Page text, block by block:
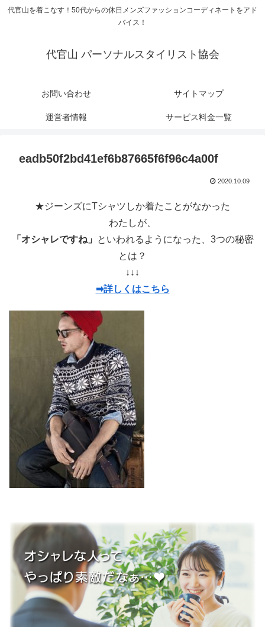
代官山を着こなす！50代からの休日メンズファッションコーディネートをアド
バイス！
代官山 パーソナルスタイリスト協会
お問い合わせ サイトマップ
運営者情報 サービス料金一覧
eadb50f2bd41ef6b87665f6f96c4a00f
2020.10.09
★ジーンズにTシャツしか着たことがなかった
わたしが、
「オシャレですね」
といわれるようになった、3つの秘密
とは？
↓↓↓
➡詳しくはこちら